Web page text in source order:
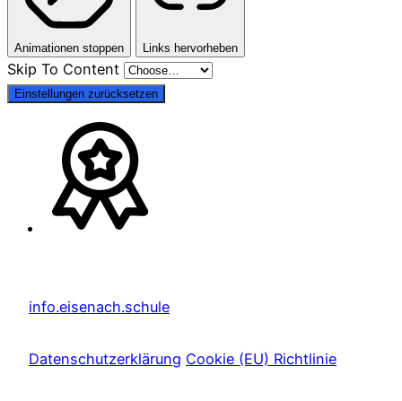
Animationen stoppen Links hervorheben
Skip To Content
Einstellungen zurücksetzen
info.eisenach.schule
Datenschutzerklärung Cookie (EU) Richtlinie